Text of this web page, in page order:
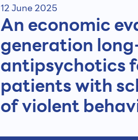
12 June 2025
An economic
generation
antipsychotics
patients with
of violent